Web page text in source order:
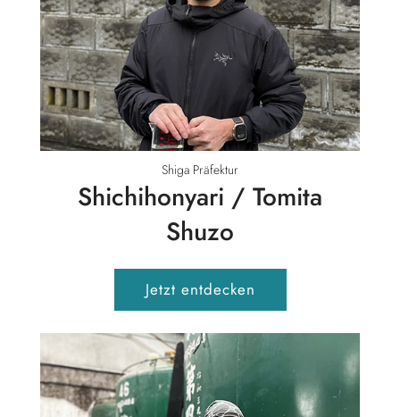
Shiga Präfektur
Shichihonyari / Tomita
Shuzo
Jetzt entdecken